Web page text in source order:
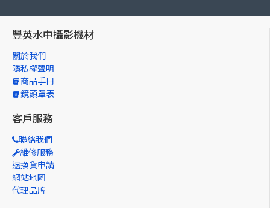
豐英水中攝影機材
關於我們
隱私權聲明
商品手冊
鏡頭罩表
客戶服務
聯絡我們
維修服務
退換貨申請
網站地圖
代理品牌